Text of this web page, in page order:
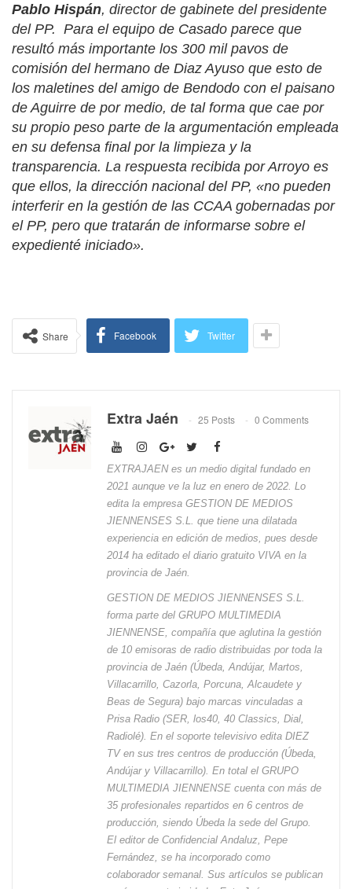
Pablo Hispán, director de gabinete del presidente
del PP. Para el equipo de Casado parece que
resultó más importante los 300 mil pavos de
comisión del hermano de Diaz Ayuso que esto de
los maletines del amigo de Bendodo con el paisano
de Aguirre de por medio, de tal forma que cae por
su propio peso parte de la argumentación empleada
en su defensa final por la limpieza y la
transparencia. La respuesta recibida por Arroyo es
que ellos, la dirección nacional del PP, «no pueden
interferir en la gestión de las CCAA gobernadas por
el PP, pero que tratarán de informarse sobre el
expedienté iniciado».
Share Facebook Twitter
Extra Jaén 25 Posts 0 Comments
EXTRAJAEN es un medio digital fundado en
2021 aunque ve la luz en enero de 2022. Lo
edita la empresa GESTION DE MEDIOS
JIENNENSES S.L. que tiene una dilatada
experiencia en edición de medios, pues desde
2014 ha editado el diario gratuito VIVA en la
provincia de Jaén.
GESTION DE MEDIOS JIENNENSES S.L.
forma parte del GRUPO MULTIMEDIA
JIENNENSE, compañía que aglutina la gestión
de 10 emisoras de radio distribuidas por toda la
provincia de Jaén (Úbeda, Andújar, Martos,
Villacarrillo, Cazorla, Porcuna, Alcaudete y
Beas de Segura) bajo marcas vinculadas a
Prisa Radio (SER, los40, 40 Classics, Dial,
Radiolé). En el soporte televisivo edita DIEZ
TV en sus tres centros de producción (Úbeda,
Andújar y Villacarrillo). En total el GRUPO
MULTIMEDIA JIENNENSE cuenta con más de
35 profesionales repartidos en 6 centros de
producción, siendo Úbeda la sede del Grupo.
El editor de Confidencial Andaluz, Pepe
Fernández, se ha incorporado como
colaborador semanal. Sus artículos se publican